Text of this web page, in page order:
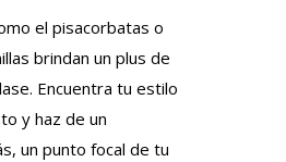
el pisacorbatas o
brindan un plus de
Encuentra tu estilo
y haz de un
un punto focal de tu